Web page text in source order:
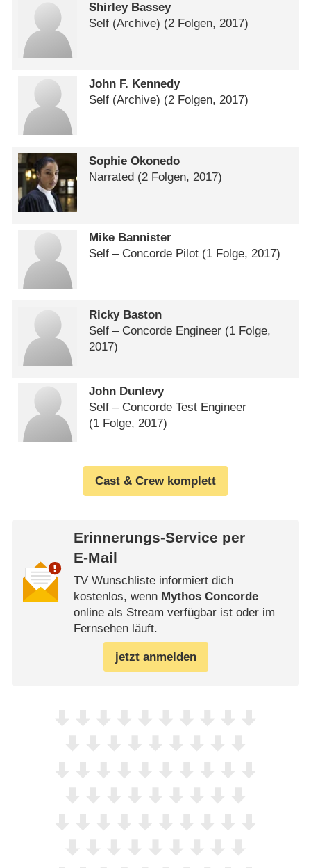
Shirley Bassey
Self (Archive) (2 Folgen, 2017)
John F. Kennedy
Self (Archive) (2 Folgen, 2017)
Sophie Okonedo
Narrated (2 Folgen, 2017)
Mike Bannister
Self – Concorde Pilot (1 Folge, 2017)
Ricky Baston
Self – Concorde Engineer (1 Folge,
2017)
John Dunlevy
Self – Concorde Test Engineer
(1 Folge, 2017)
Cast & Crew komplett
Erinnerungs-Service per
E-Mail
TV Wunschliste informiert dich
kostenlos, wenn Mythos Concorde
online als Stream verfügbar ist oder im
Fernsehen läuft.
jetzt anmelden